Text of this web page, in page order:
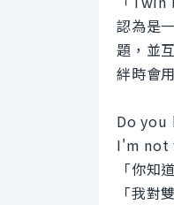
認為是
題，並
絆時會
Do you
I'm not
「你知
「我對